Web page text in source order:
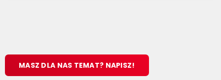
MASZ DLA NAS TEMAT? NAPISZ!